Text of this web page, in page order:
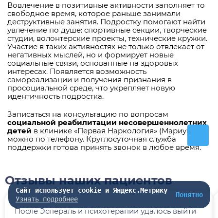
Вовлечение в позитивные активности заполняет то
свободное время, которое раньше занимали
деструктивные занятия. Подростку помогают найти
увлечение по душе: спортивные секции, творческие
студии, волонтерские проекты, технические кружки.
Участие в таких активностях не только отвлекает от
негативных мыслей, но и формирует новые
социальные связи, основанные на здоровых
интересах. Появляется возможность
самореализации и получения признания в
просоциальной среде, что укрепляет новую
идентичность подростка.
Записаться на консультацию по вопросам
социальной реабилитации несовершеннолетних
детей в клинике «Первая Наркология» (Мариуполь)
можно по телефону. Круглосуточная служба
поддержки готова принять звонок в любое время.
Отзывы наших пациентов
После Эспераль и психотерапии удалось выйти
Сайт использует cookie и Яндекс.Метрику
Узнать подробнее
Понятно